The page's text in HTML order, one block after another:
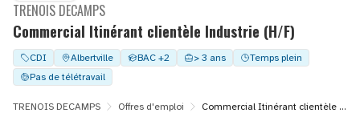
Commercial Itinérant clientèle Industrie (H/F)
TRENOIS DECAMPS
CDI Albertville BAC +2 > 3 ans
Temps plein
Pas de télétravail
TRENOIS DECAMPS Offres d'emploi Commercial Itinérant clientèle Industrie (H/F)